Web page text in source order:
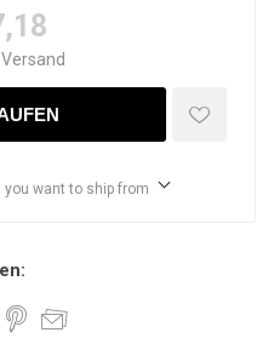
Versand
want to ship from